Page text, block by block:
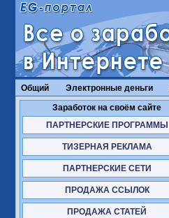
Общий Электронные деньги
Заработок на своём сайте
ПАРТНЕРСКИЕ ПРОГРАММЫ
ТИЗЕРНАЯ РЕКЛАМА
ПАРТНЕРСКИЕ СЕТИ
ПРОДАЖА ССЫЛОК
ПРОДАЖА СТАТЕЙ